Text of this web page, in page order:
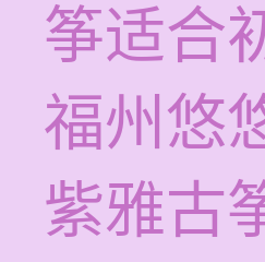
筝适合
福州悠
紫雅古